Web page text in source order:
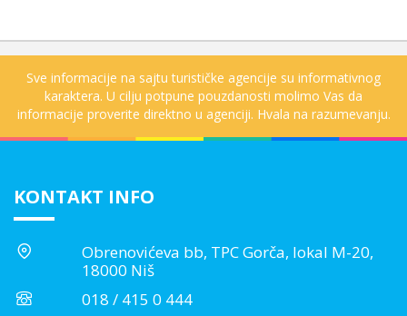
Sve informacije na sajtu turističke agencije su informativnog
karaktera. U cilju potpune pouzdanosti molimo Vas da
informacije proverite direktno u agenciji. Hvala na razumevanju.
KONTAKT INFO
Obrenovićeva bb, TPC Gorča, lokal M-20,
18000 Niš
018 / 415 0 444